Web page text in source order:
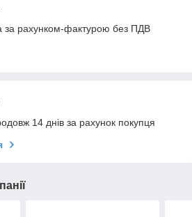
за рахунком-фактурою без ПДВ
14 днів за рахунок покупця